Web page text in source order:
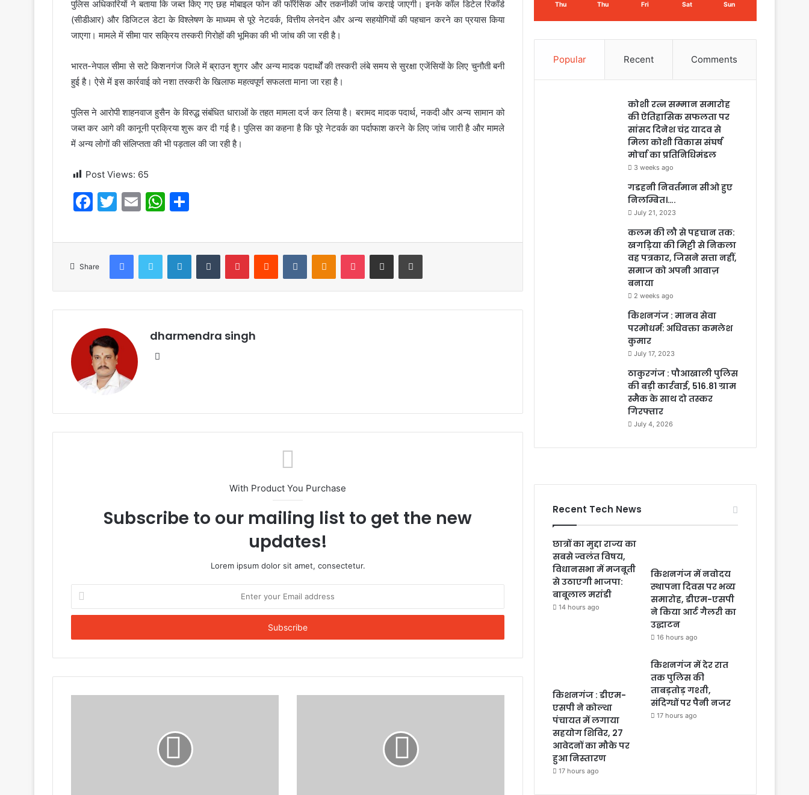
पुलिस अधिकारियों ने बताया कि जब्त किए गए छह मोबाइल फोन की फॉरेंसिक और तकनीकी जांच कराई जाएगी। इनके कॉल डिटेल रिकॉर्ड
(सीडीआर) और डिजिटल डेटा के विश्लेषण के माध्यम से पूरे नेटवर्क, वित्तीय लेनदेन और अन्य सहयोगियों की पहचान करने का प्रयास किया
जाएगा। मामले में सीमा पार सक्रिय तस्करी गिरोहों की भूमिका की भी जांच की जा रही है।
भारत-नेपाल सीमा से सटे किशनगंज जिले में ब्राउन शुगर और अन्य मादक पदार्थों की तस्करी लंबे समय से सुरक्षा एजेंसियों के लिए चुनौती बनी
हुई है। ऐसे में इस कार्रवाई को नशा तस्करी के खिलाफ महत्वपूर्ण सफलता माना जा रहा है।
पुलिस ने आरोपी शाहनवाज हुसैन के विरुद्ध संबंधित धाराओं के तहत मामला दर्ज कर लिया है। बरामद मादक पदार्थ, नकदी और अन्य सामान को
जब्त कर आगे की कानूनी प्रक्रिया शुरू कर दी गई है। पुलिस का कहना है कि पूरे नेटवर्क का पर्दाफाश करने के लिए जांच जारी है और मामले
में अन्य लोगों की संलिप्तता की भी पड़ताल की जा रही है।
Post Views: 65
F
c
e
o
o
k
T
itt
er
E
ai
l
W
at
s
A
p
p
ar
e
Share
FacebookTwitter LinkedInTumblr PinterestReddit VKontakteOdnoklassniki
Pocket Share via Email Print
dharmendra singh
Website
With Product You Purchase
Subscribe to our mailing list to get the new
updates!
Lorem ipsum dolor sit amet, consectetur.
Enter
your
Email
Thu Thu Fri Sat Sun
Popular Recent Comments
कोशी रत्न सम्मान समारोह
की ऐतिहासिक सफलता पर
सांसद दिनेश चंद्र यादव से
मिला कोशी विकास संघर्ष
मोर्चा का प्रतिनिधिमंडल
3 weeks ago
गडहनी निवर्तमान सीओ हुए
निलम्बित।….
July 21, 2023
कलम की लौ से पहचान तक:
खगड़िया की मिट्टी से निकला
वह पत्रकार, जिसने सत्ता नहीं,
समाज को अपनी आवाज़
बनाया
2 weeks ago
किशनगंज : मानव सेवा
परमोधर्म: अधिवक्ता कमलेश
कुमार
July 17, 2023
ठाकुरगंज : पौआखाली पुलिस
की बड़ी कार्रवाई, 516.81 ग्राम
स्मैक के साथ दो तस्कर
गिरफ्तार
July 4, 2026
Recent Tech News
छात्रों का मुद्दा राज्य का
सबसे ज्वलंत विषय,
विधानसभा में मजबूती
से उठाएगी भाजपा:
बाबूलाल मरांडी
14 hours ago
किशनगंज में नवोदय
स्थापना दिवस पर भव्य
समारोह, डीएम-एसपी
ने किया आर्ट गैलरी का
उद्घाटन
16 hours ago
किशनगंज : डीएम-
एसपी ने कोल्था
पंचायत में लगाया
सहयोग शिविर, 27
आवेदनों का मौके पर
हुआ निस्तारण
17 hours ago
किशनगंज में देर रात
तक पुलिस की
ताबड़तोड़ गश्ती,
संदिग्धों पर पैनी नजर
17 hours ago